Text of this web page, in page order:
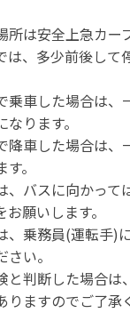
所は安全上急カー
は、多少前後して
乗車した場合は、
ります。
降車した場合は、
。
、バスに向かって
願いします。
、乗務員(運転手)
い。
と判断した場合は
りますのでご了承